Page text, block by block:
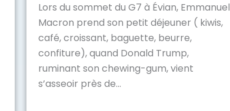
Lors du sommet du G7 à Évian, Emmanuel
Macron prend son petit déjeuner ( kiwis,
café, croissant, baguette, beurre,
confiture), quand Donald Trump,
ruminant son chewing-gum, vient
s’asseoir près de...